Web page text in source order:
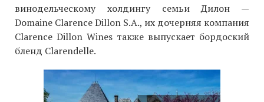
винодельческому холдингу семьи Дилон —
Domaine Clarence Dillon S.A., их дочерняя компания
Clarence Dillon Wines также выпускает бордоский
бленд Clarendelle.